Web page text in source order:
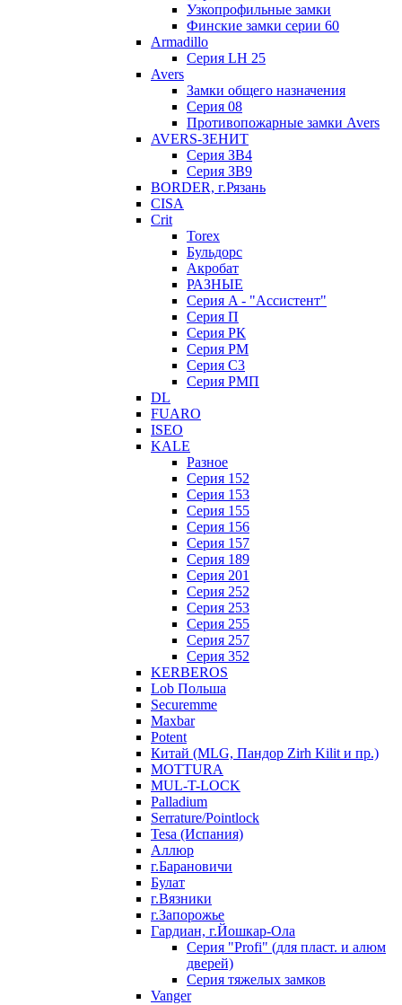
Узкопрофильные замки
Финские замки серии 60
Armadillo
Серия LH 25
Avers
Замки общего назначения
Серия 08
Противопожарные замки Avers
AVERS-ЗЕНИТ
Серия ЗВ4
Серия ЗВ9
BORDER, г.Рязань
CISA
Crit
Torex
Бульдорс
Акробат
РАЗНЫЕ
Серия A - "Ассистент"
Серия П
Серия РК
Серия РМ
Серия С3
Серия РМП
DL
FUARO
ISEO
KALE
Разное
Серия 152
Серия 153
Серия 155
Серия 156
Серия 157
Серия 189
Серия 201
Серия 252
Серия 253
Серия 255
Серия 257
Серия 352
KERBEROS
Lob Польша
Securemme
Maxbar
Potent
Китай (MLG, Пандор Zirh Kilit и пр.)
MOTTURA
MUL-T-LOCK
Palladium
Serrature/Pointlock
Tesa (Испания)
Аллюр
г.Барановичи
Булат
г.Вязники
г.Запорожье
Гардиан, г.Йошкар-Ола
Серия "Profi" (для пласт. и алюм
дверей)
Серия тяжелых замков
Vanger